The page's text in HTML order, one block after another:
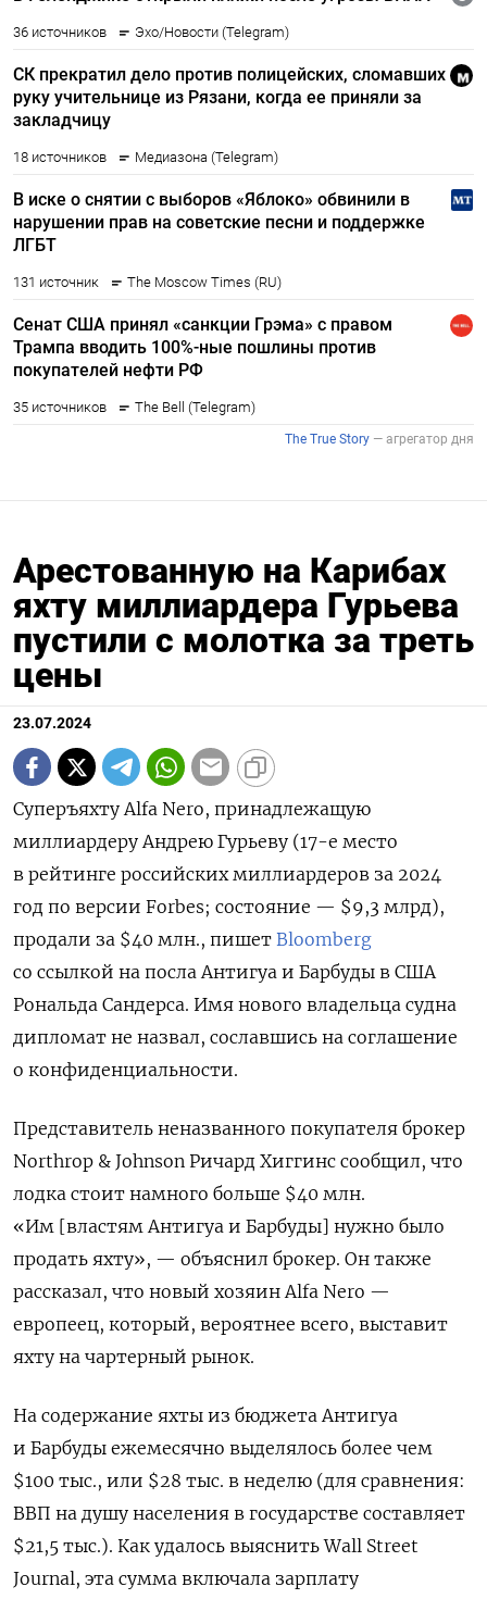
Арестованную на Карибах
яхту миллиардера Гурьева
пустили с молотка за треть
цены
23.07.2024
Суперъяхту Alfa Nero, принадлежащую
миллиардеру Андрею Гурьеву (17-е место
в рейтинге российских миллиардеров за 2024
год по версии Forbes; состояние — $9,3 млрд),
продали за $40 млн., пишет Bloomberg
со ссылкой на посла Антигуа и Барбуды в США
Рональда Сандерса. Имя нового владельца судна
дипломат не назвал, сославшись на соглашение
о конфиденциальности.
Представитель неназванного покупателя брокер
Northrop & Johnson Ричард Хиггинс сообщил, что
лодка стоит намного больше $40 млн.
«Им [властям Антигуа и Барбуды] нужно было
продать яхту», — объяснил брокер. Он также
рассказал, что новый хозяин Alfa Nero —
европеец, который, вероятнее всего, выставит
яхту на чартерный рынок.
На содержание яхты из бюджета Антигуа
и Барбуды ежемесячно выделялось более чем
$100 тыс., или $28 тыс. в неделю (для сравнения:
ВВП на душу населения в государстве составляет
$21,5 тыс.). Как удалось выяснить Wall Street
Journal, эта сумма включала зарплату